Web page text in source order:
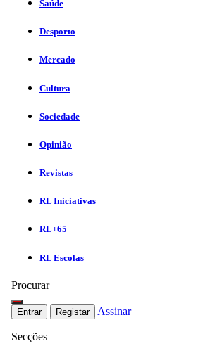
Saúde
Desporto
Mercado
Cultura
Sociedade
Opinião
Revistas
RL Iniciativas
RL+65
RL Escolas
Procurar
Entrar Registar Assinar
Secções